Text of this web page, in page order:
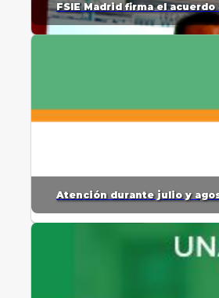
FSIE Madrid firma el
Atención durante julio y